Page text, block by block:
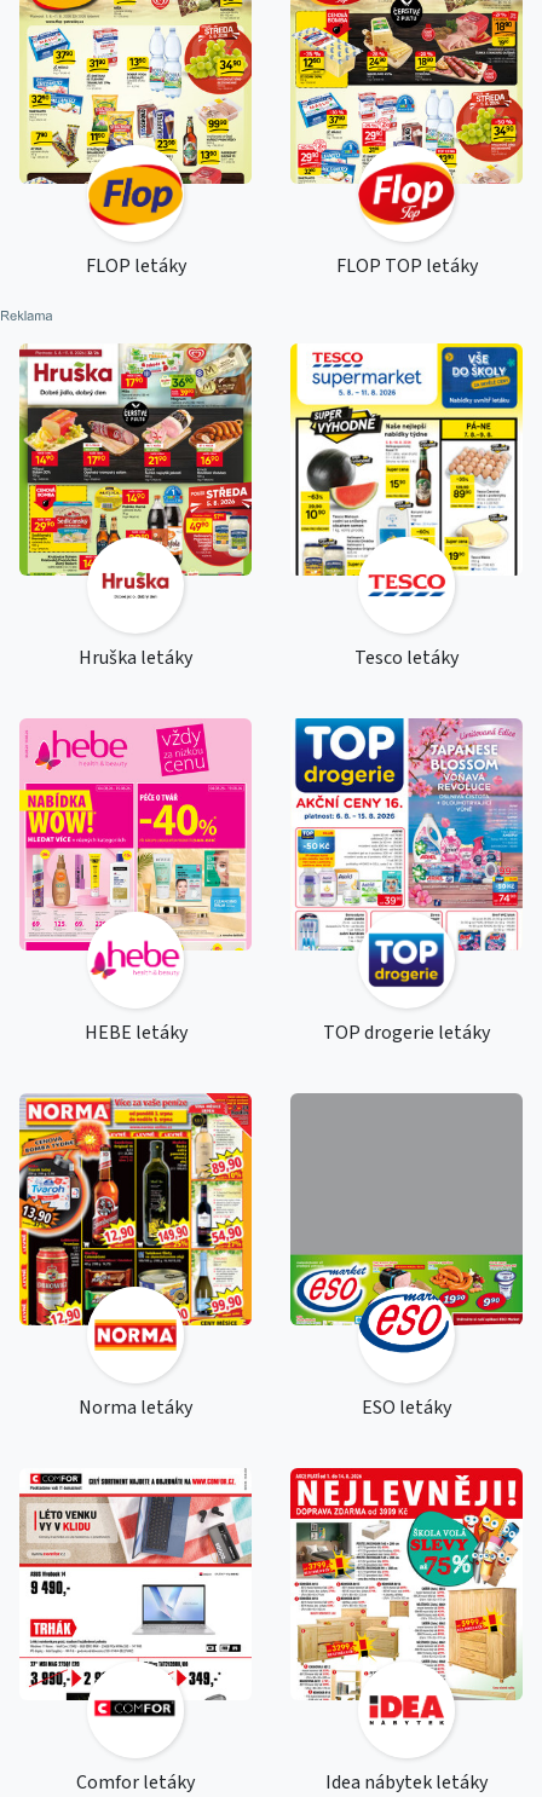
FLOP letáky FLOP TOP letáky
Hruška letáky Tesco letáky
HEBE letáky TOP drogerie letáky
Norma letáky ESO letáky
Comfor letáky Idea nábytek letáky